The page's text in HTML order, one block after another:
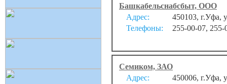
Башкабельснабсбыт, ООО
Адрес:
450103, г.Уфа,
Телефоны:
255-00-07, 255-
Семиком, ЗАО
Адрес:
450006, г.Уфа,